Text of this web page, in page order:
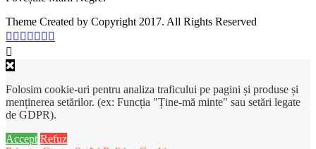
Theme Created by Copyright 2017. All Rights Reserved
Folosim cookie-uri pentru analiza traficului pe pagini și produse și
menținerea setărilor. (ex: Funcția "Ține-mă minte" sau setări legate
de GDPR).
Accept Refuz